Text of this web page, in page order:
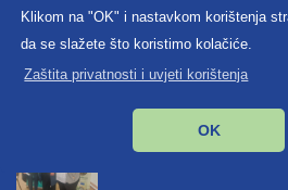
Klikom na "OK" i nastavkom korištenja
da se slažete što koristimo kolačiće.
Zaštita privatnosti i uvjeti korištenja
OK
Redovni obilazak
Održani redovni sastanci
projektu „Bilogorski puteljak